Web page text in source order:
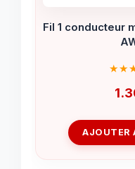
Fil 1 conducteur
AJOUTER